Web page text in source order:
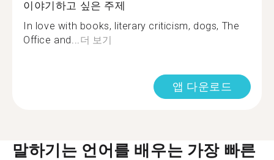
이야기하고 싶은 주제
In love with books, literary criticism, dogs, The
Office and... 더 보기
앱 다운로드
말하기는 언어를 배우는 가장 빠른